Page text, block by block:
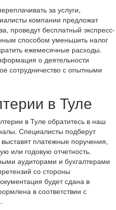
за услуги,
компании предложат
проведут бесплатный экспресс-
способом уменьшить налог
ежемесячные расходы.
о деятельности
сотрудничество с опытными
в Туле
в Туле обратитесь в наш
Специалисты подберут
платежные поручения,
или годовую отчетность.
аудиторами и бухгалтерами
со стороны
будет сдана в
в соответствии с